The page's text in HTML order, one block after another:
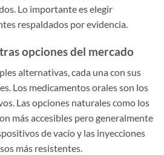
Lo importante es elegir
respaldados por evidencia.
opciones del mercado
alternativas, cada una con sus
Los medicamentos orales son los
Las opciones naturales como los
más accesibles pero generalmente
de vacío y las inyecciones
más resistentes.